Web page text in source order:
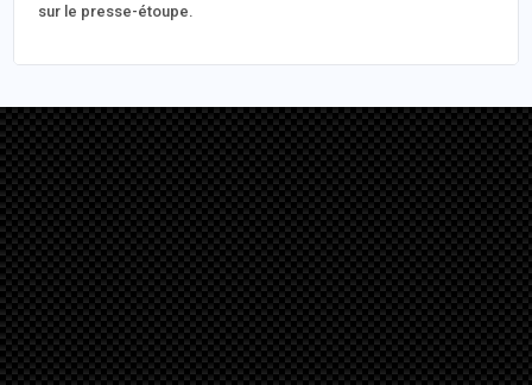
sur le presse-étoupe.